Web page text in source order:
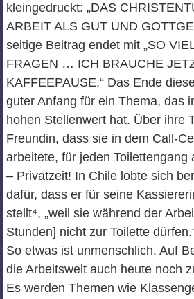
kleingedruckt: „DAS
ARBEIT ALS GUT UND
seitige Beitrag endet mit „SO
FRAGEN … ICH BRAUCHE
KAFFEEPAUSE.“ Das Ende
guter Anfang für ein Thema, das
hohen Stellenwert hat. Über ihre
Freundin, dass sie in dem Call-
arbeitete, für jeden Toilettengang
– Privatzeit! In Chile lobte sich
dafür, dass er für seine
stellt⁴, „weil sie während der
Stunden] nicht zur Toilette
So etwas ist unmenschlich. Auf
die Arbeitswelt auch heute noch
Es werden Themen wie